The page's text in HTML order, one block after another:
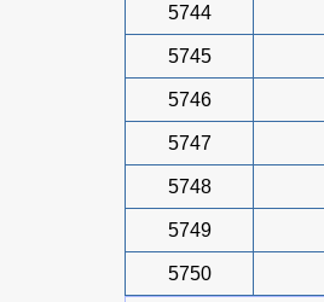
5744
5745
5746
5747
5748
5749
5750